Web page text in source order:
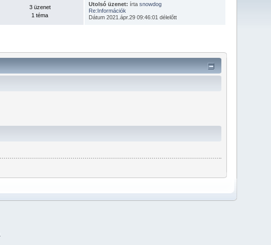
3 üzenet
1 téma
Utolsó üzenet: írta snowdog
Re:Információk
Dátum 2021.ápr.29 09:46:01 délelőtt